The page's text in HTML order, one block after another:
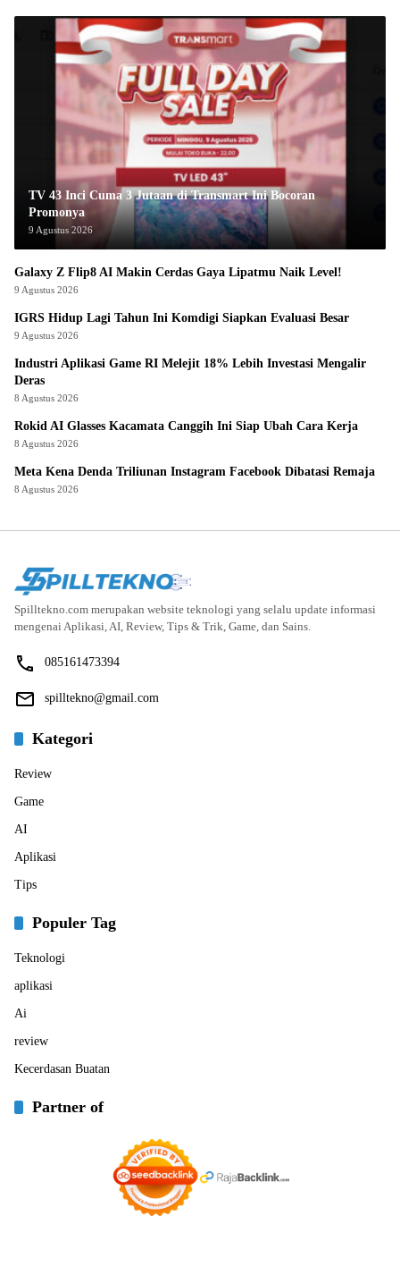
TV 43 Inci Cuma 3 Jutaan di Transmart Ini Bocoran
Promonya
9 Agustus 2026
Galaxy Z Flip8 AI Makin Cerdas Gaya Lipatmu Naik Level!
9 Agustus 2026
IGRS Hidup Lagi Tahun Ini Komdigi Siapkan Evaluasi Besar
9 Agustus 2026
Industri Aplikasi Game RI Melejit 18% Lebih Investasi Mengalir
Deras
8 Agustus 2026
Rokid AI Glasses Kacamata Canggih Ini Siap Ubah Cara Kerja
8 Agustus 2026
Meta Kena Denda Triliunan Instagram Facebook Dibatasi Remaja
8 Agustus 2026
Spilltekno.com merupakan website teknologi yang selalu update informasi
mengenai Aplikasi, AI, Review, Tips & Trik, Game, dan Sains.
085161473394
spilltekno@gmail.com
Kategori
Review
Game
AI
Aplikasi
Tips
Populer Tag
Teknologi
aplikasi
Ai
review
Kecerdasan Buatan
Partner of